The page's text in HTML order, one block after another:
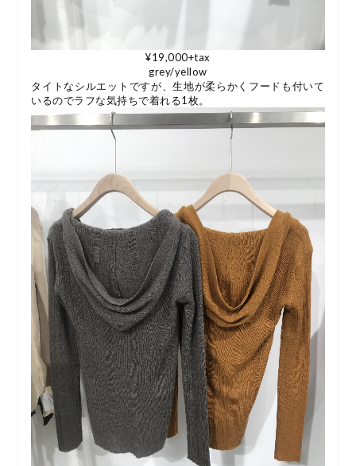
¥19,000+tax
grey/yellow
タイトなシルエットですが、生地が柔らかくフードも付いて
いるのでラフな気持ちで着れる1枚。